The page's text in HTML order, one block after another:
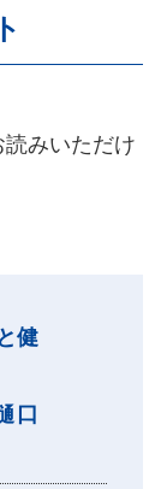
みいただけ
健
口